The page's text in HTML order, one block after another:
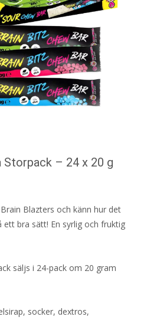
Storpack – 24 x 20 g
Blazters och känn hur det
ett bra sätt! En syrlig och fruktig
säljs i 24-pack om 20 gram
socker, dextros,